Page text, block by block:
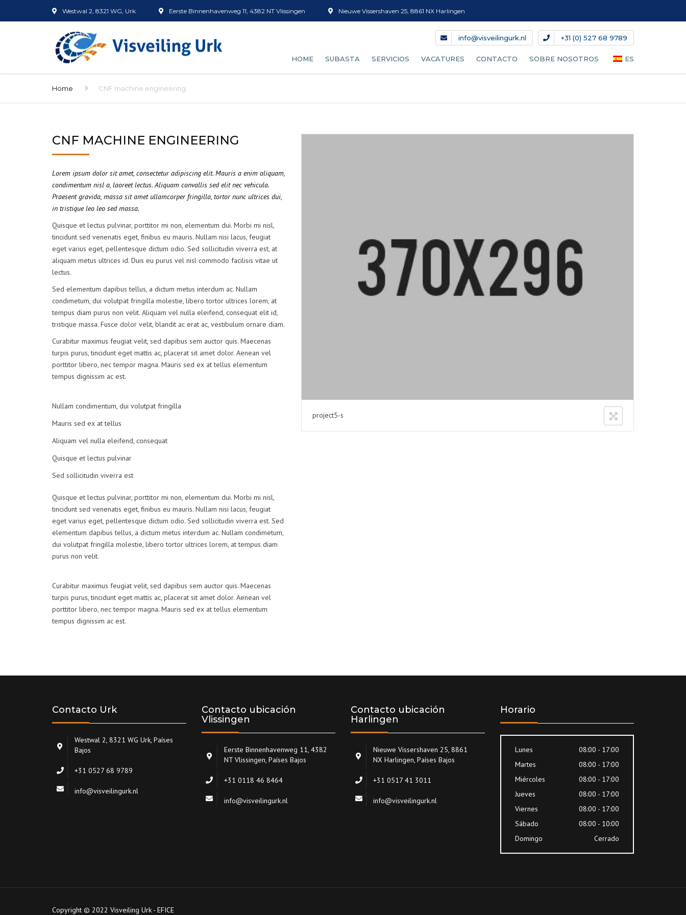
Westwal 2, 8321 WG, Urk Eerste Binnenhavenweg 11, 4382 NT Vlissingen Nieuwe Vissershaven 25, 8861 NX Harlingen
info@visveilingurk.nl +31 (0) 527 68 9789
HOME SUBASTA SERVICIOS
CAJAS
DESEMBARQUE
VACATURES CONTACTO SOBRE NOSOTROS ES
DE
Home CNF machine engineering
CNF MACHINE ENGINEERING
Lorem ipsum dolor sit amet, consectetur adipiscing elit. Mauris a enim aliquam,
condimentum nisl a, laoreet lectus. Aliquam convallis sed elit nec vehicula.
Praesent gravida, massa sit amet ullamcorper fringilla, tortor nunc ultrices dui,
in tristique leo leo sed massa.
Quisque et lectus pulvinar, porttitor mi non, elementum dui. Morbi mi nisl,
tincidunt sed venenatis eget, finibus eu mauris. Nullam nisi lacus, feugiat
eget varius eget, pellentesque dictum odio. Sed sollicitudin viverra est, at
aliquam metus ultrices id. Duis eu purus vel nisl commodo facilisis vitae ut
lectus.
Sed elementum dapibus tellus, a dictum metus interdum ac. Nullam
condimetum, dui volutpat fringilla molestie, libero tortor ultrices lorem, at
tempus diam purus non velit. Aliquam vel nulla eleifend, consequat elit id,
tristique massa. Fusce dolor velit, blandit ac erat ac, vestibulum ornare diam.
Curabitur maximus feugiat velit, sed dapibus sem auctor quis. Maecenas
turpis purus, tincidunt eget mattis ac, placerat sit amet dolor. Aenean vel
porttitor libero, nec tempor magna. Mauris sed ex at tellus elementum
tempus dignissim ac est.
Nullam condimentum, dui volutpat fringilla
Mauris sed ex at tellus
Aliquam vel nulla eleifend, consequat
Quisque et lectus pulvinar
Sed sollicitudin viverra est
Quisque et lectus pulvinar, porttitor mi non, elementum dui. Morbi mi nisl,
tincidunt sed venenatis eget, finibus eu mauris. Nullam nisi lacus, feugiat
eget varius eget, pellentesque dictum odio. Sed sollicitudin viverra est. Sed
elementum dapibus tellus, a dictum metus interdum ac. Nullam condimetum,
dui volutpat fringilla molestie, libero tortor ultrices lorem, at tempus diam
purus non velit.
Curabitur maximus feugiat velit, sed dapibus sem auctor quis. Maecenas
turpis purus, tincidunt eget mattis ac, placerat sit amet dolor. Aenean vel
porttitor libero, nec tempor magna. Mauris sed ex at tellus elementum
tempus dignissim ac est.
project5-s
Contacto Urk
Westwal 2, 8321 WG Urk, Países
Bajos
+31 0527 68 9789
info@visveilingurk.nl
Contacto ubicación
Vlissingen
Eerste Binnenhavenweg 11, 4382
NT Vlissingen, Países Bajos
+31 0118 46 8464
info@visveilingurk.nl
Contacto ubicación
Harlingen
Nieuwe Vissershaven 25, 8861
NX Harlingen, Países Bajos
+31 0517 41 3011
info@visveilingurk.nl
Horario
Lunes
08:00 - 17:00
Martes
08:00 - 17:00
Miércoles
08:00 - 17:00
Jueves
08:00 - 17:00
Viernes
08:00 - 17:00
Sábado
08:00 - 10:00
Domingo
Cerrado
Copyright © 2022 Visveiling Urk - EFICE